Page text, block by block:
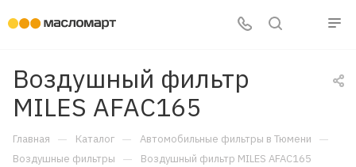
Воздушный фильтр
MILES AFAC165
Главная — Каталог — Автомобильные фильтры в Тюмени —
Воздушные фильтры — Воздушный фильтр MILES AFAC165